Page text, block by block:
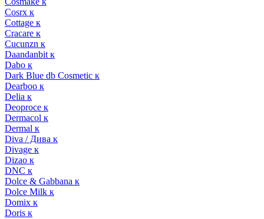
Cosrx к
Cottage к
Cracare к
Cucunzn к
Daandanbit к
Dabo к
Dark Blue db Cosmetic к
Dearboo к
Delia к
Deoproce к
Dermacol к
Dermal к
Diva / Дива к
Divage к
Dizao к
DNC к
Dolce & Gabbana к
Dolce Milk к
Domix к
Doris к